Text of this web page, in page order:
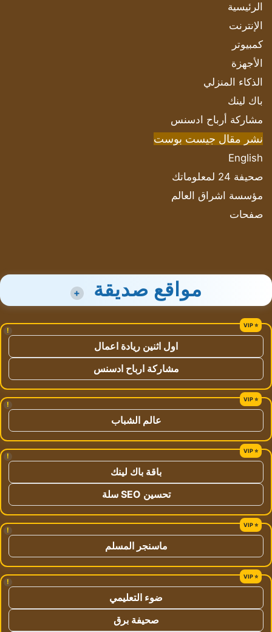
الرئيسية
الإنترنت
كمبيوتر
الأجهزة
الذكاء المنزلي
باك لينك
مشاركة أرباح ادسنس
نشر مقال جيست بوست
English
صحيفة 24 لمعلوماتك
مؤسسة اشراق العالم
صفحات
مواقع صديقة +
!
اول اثنين ريادة اعمال
مشاركة ارباح ادسنس
!
عالم الشباب
!
باقة باك لينك
تحسين SEO سلة
!
ماسنجر المسلم
!
ضوء التعليمي
صحيفة برق